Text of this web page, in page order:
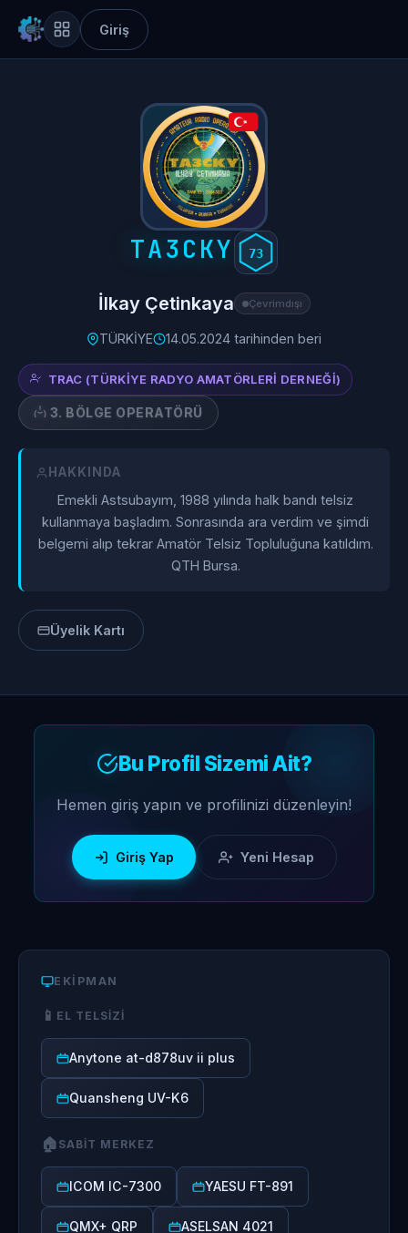
Giriş
TA3CKY 73
İlkay Çetinkaya Çevrimdışı
TÜRKİYE 14.05.2024 tarihinden beri
TRAC (TÜRKIYE RADYO AMATÖRLERI DERNEĞI)
3. BÖLGE OPERATÖRÜ
HAKKINDA
Emekli Astsubayım, 1988 yılında halk bandı telsiz
kullanmaya başladım. Sonrasında ara verdim ve şimdi
belgemi alıp tekrar Amatör Telsiz Topluluğuna katıldım.
QTH Bursa.
Üyelik Kartı
Bu Profil Sizemi Ait?
Hemen giriş yapın ve profilinizi düzenleyin!
Giriş Yap Yeni Hesap
EKIPMAN
📱 EL TELSIZI
Anytone at-d878uv ii plus
Quansheng UV-K6
🏠 SABIT MERKEZ
ICOM IC-7300 YAESU FT-891
QMX+ QRP ASELSAN 4021